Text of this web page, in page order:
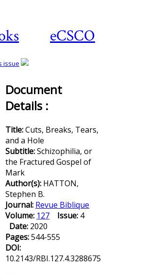
eCSCO
issue
Document
Details :
Title:Cuts, Breaks, Tears,
and a Hole
Subtitle:Schizophilia, or
the Fractured Gospel of
Mark
Author(s): HATTON,
Stephen B.
Journal: Revue Biblique
Volume: 127 Issue: 4
Date: 2020
Pages:544-555
DOI:
10.2143/RBI.127.4.3288675